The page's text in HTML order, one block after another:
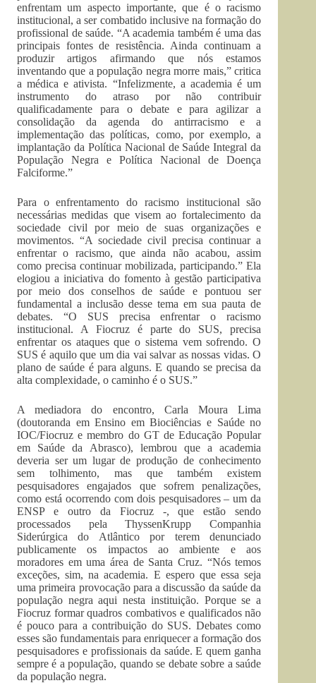
enfrentam um aspecto importante, que é o racismo
institucional, a ser combatido inclusive na formação do
profissional de saúde. “A academia também é uma das
principais fontes de resistência. Ainda continuam a
produzir artigos afirmando que nós estamos
inventando que a população negra morre mais,” critica
a médica e ativista. “Infelizmente, a academia é um
instrumento do atraso por não contribuir
qualificadamente para o debate e para agilizar a
consolidação da agenda do antirracismo e a
implementação das políticas, como, por exemplo, a
implantação da Política Nacional de Saúde Integral da
População Negra e Política Nacional de Doença
Falciforme.”
Para o enfrentamento do racismo institucional são
necessárias medidas que visem ao fortalecimento da
sociedade civil por meio de suas organizações e
movimentos. “A sociedade civil precisa continuar a
enfrentar o racismo, que ainda não acabou, assim
como precisa continuar mobilizada, participando.” Ela
elogiou a iniciativa do fomento à gestão participativa
por meio dos conselhos de saúde e pontuou ser
fundamental a inclusão desse tema em sua pauta de
debates. “O SUS precisa enfrentar o racismo
institucional. A Fiocruz é parte do SUS, precisa
enfrentar os ataques que o sistema vem sofrendo. O
SUS é aquilo que um dia vai salvar as nossas vidas. O
plano de saúde é para alguns. E quando se precisa da
alta complexidade, o caminho é o SUS.”
A mediadora do encontro, Carla Moura Lima
(doutoranda em Ensino em Biociências e Saúde no
IOC/Fiocruz e membro do GT de Educação Popular
em Saúde da Abrasco), lembrou que a academia
deveria ser um lugar de produção de conhecimento
sem tolhimento, mas que também existem
pesquisadores engajados que sofrem penalizações,
como está ocorrendo com dois pesquisadores – um da
ENSP e outro da Fiocruz -, que estão sendo
processados pela ThyssenKrupp Companhia
Siderúrgica do Atlântico por terem denunciado
publicamente os impactos ao ambiente e aos
moradores em uma área de Santa Cruz. “Nós temos
exceções, sim, na academia. E espero que essa seja
uma primeira provocação para a discussão da saúde da
população negra aqui nesta instituição. Porque se a
Fiocruz formar quadros combativos e qualificados não
é pouco para a contribuição do SUS. Debates como
esses são fundamentais para enriquecer a formação dos
pesquisadores e profissionais da saúde. E quem ganha
sempre é a população, quando se debate sobre a saúde
da população negra.